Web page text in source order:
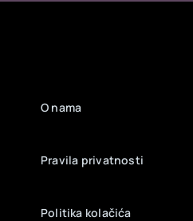
O nama
Pravila privatnosti
Politika kolačića